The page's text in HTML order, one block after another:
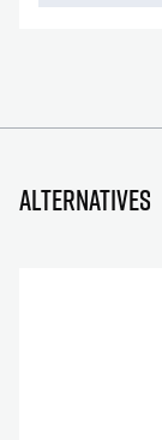
Alternatives